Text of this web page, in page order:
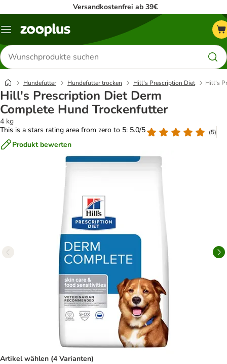
Versandkostenfrei ab 39€
Menü
Produkte
suchen
Hundefutter Hundefutter trocken Hill's Prescription Diet Hill's
Hill's Prescription Diet Derm
Complete Hund Trockenfutter
4 kg
This is a stars rating area from zero to 5: 5.0/5
(5)
Produkt bewerten
Artikel wählen (4 Varianten)